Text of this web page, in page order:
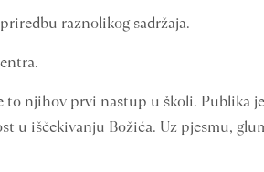
raznolikog sadržaja.
njihov prvi nastup u školi. Publika
u iščekivanju Božića. Uz pjesmu,